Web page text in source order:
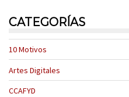
CATEGORÍAS
10 Motivos
Artes Digitales
CCAFYD